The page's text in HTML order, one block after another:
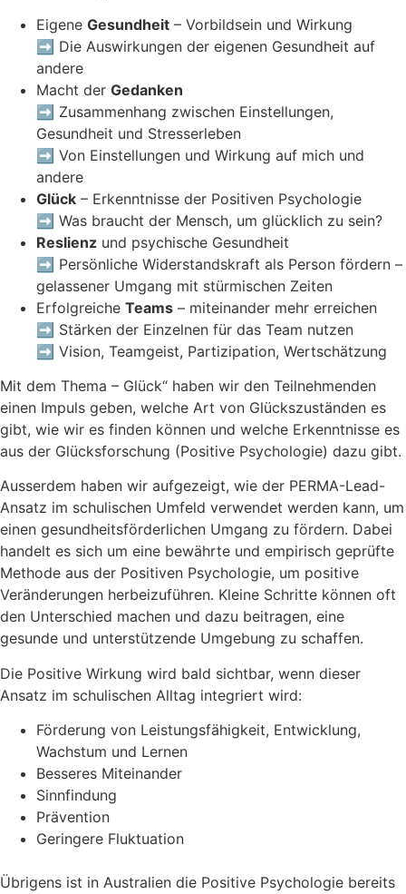
Eigene Gesundheit – Vorbildsein und Wirkung
➡️ Die Auswirkungen der eigenen Gesundheit auf
andere
Macht der Gedanken
➡️ Zusammenhang zwischen Einstellungen,
Gesundheit und Stresserleben
➡️ Von Einstellungen und Wirkung auf mich und
andere
Glück – Erkenntnisse der Positiven Psychologie
➡️ Was braucht der Mensch, um glücklich zu sein?
Reslienz und psychische Gesundheit
➡️ Persönliche Widerstandskraft als Person fördern –
gelassener Umgang mit stürmischen Zeiten
Erfolgreiche Teams – miteinander mehr erreichen
➡️ Stärken der Einzelnen für das Team nutzen
➡️ Vision, Teamgeist, Partizipation, Wertschätzung
Mit dem Thema – Glück“ haben wir den Teilnehmenden
einen Impuls geben, welche Art von Glückszuständen es
gibt, wie wir es finden können und welche Erkenntnisse es
aus der Glücksforschung (Positive Psychologie) dazu gibt.
Ausserdem haben wir aufgezeigt, wie der PERMA-Lead-
Ansatz im schulischen Umfeld verwendet werden kann, um
einen gesundheitsförderlichen Umgang zu fördern. Dabei
handelt es sich um eine bewährte und empirisch geprüfte
Methode aus der Positiven Psychologie, um positive
Veränderungen herbeizuführen. Kleine Schritte können oft
den Unterschied machen und dazu beitragen, eine
gesunde und unterstützende Umgebung zu schaffen.
Die Positive Wirkung wird bald sichtbar, wenn dieser
Ansatz im schulischen Alltag integriert wird:
Förderung von Leistungsfähigkeit, Entwicklung,
Wachstum und Lernen
Besseres Miteinander
Sinnfindung
Prävention
Geringere Fluktuation
Übrigens ist in Australien die Positive Psychologie bereits